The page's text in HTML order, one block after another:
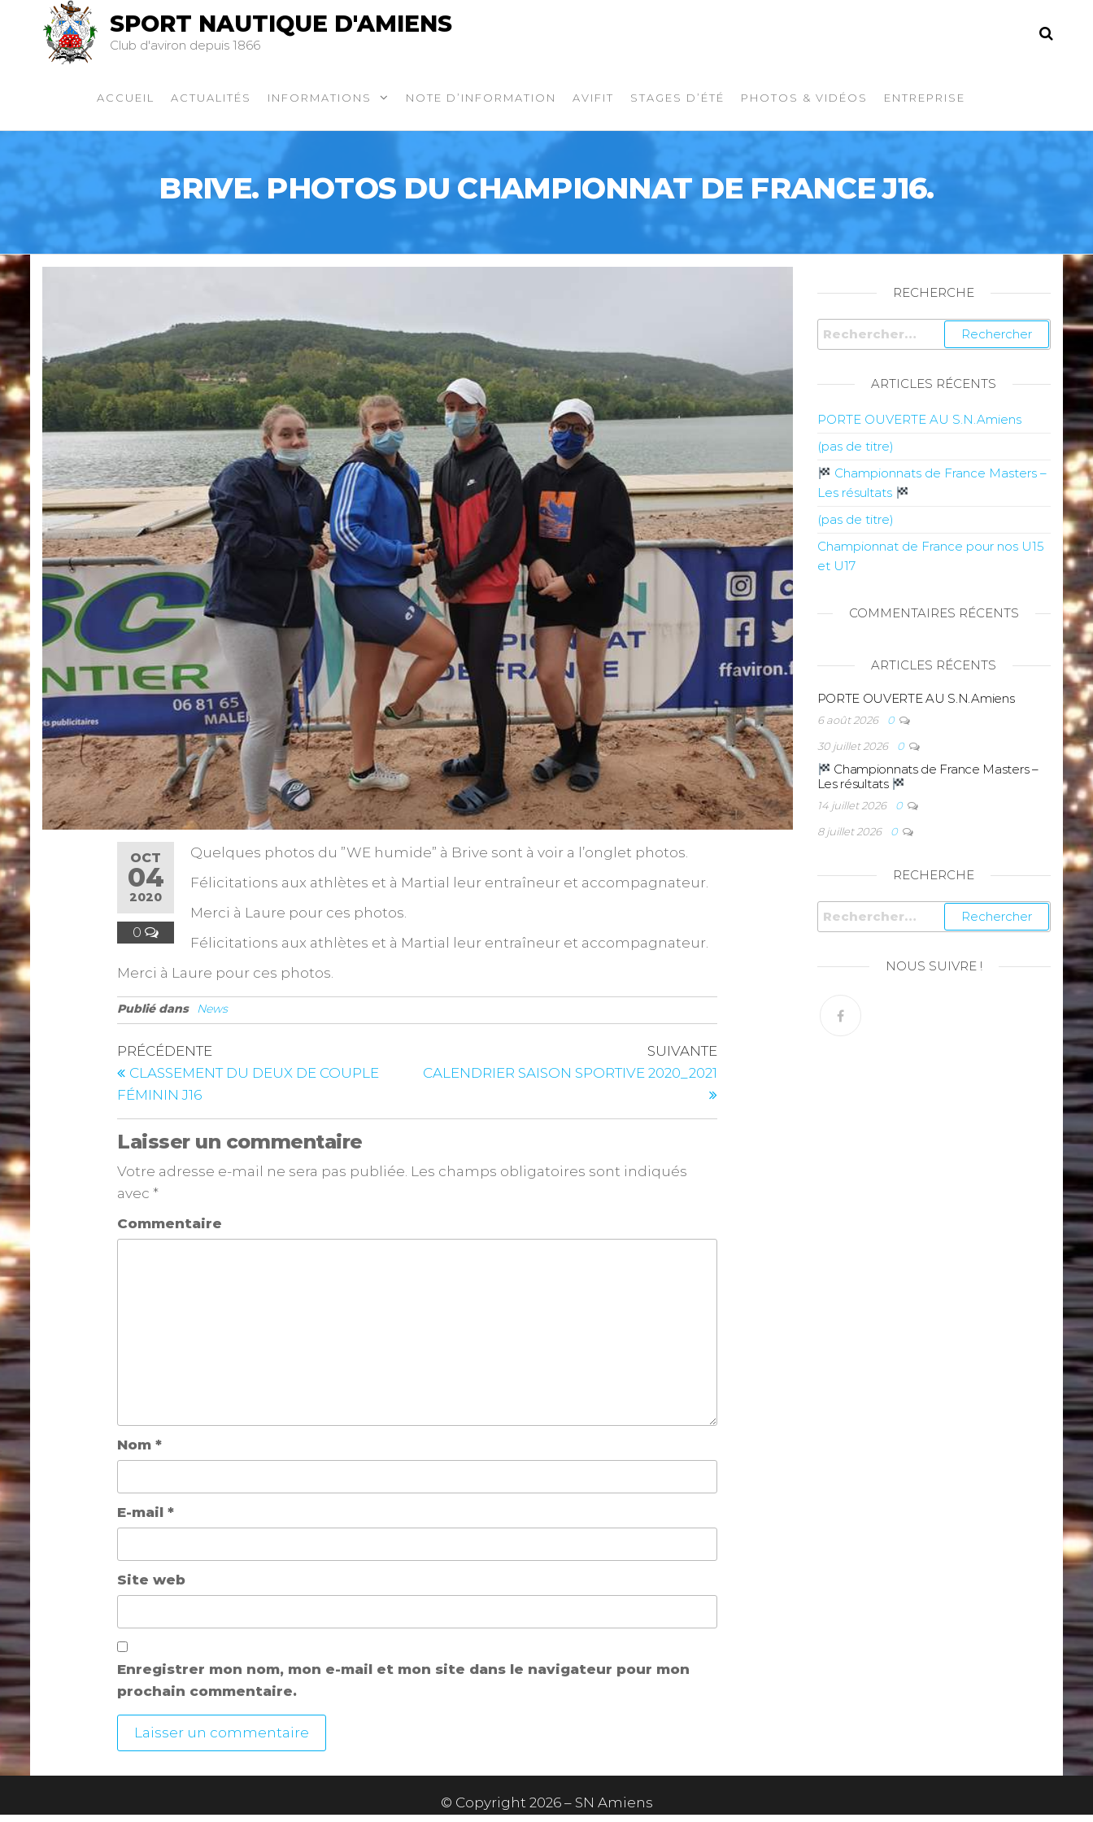
SPORT NAUTIQUE D'AMIENS
Club d'aviron depuis 1866
ACCUEIL ACTUALITÉS INFORMATIONS NOTE D’INFORMATION AVIFIT STAGES D’ÉTÉ PHOTOS & VIDÉOS ENTREPRISE
BRIVE. PHOTOS DU CHAMPIONNAT DE FRANCE J16.
OCT
04
2020
0
Quelques photos du ”WE humide” à Brive sont à voir a l’onglet photos.
Félicitations aux athlètes et à Martial leur entraîneur et accompagnateur.
Merci à Laure pour ces photos.
Félicitations aux athlètes et à Martial leur entraîneur et accompagnateur.
Merci à Laure pour ces photos.
Publié dans News
PRÉCÉDENTE
CLASSEMENT DU DEUX DE COUPLE
FÉMININ J16
SUIVANTE
CALENDRIER SAISON SPORTIVE 2020_2021
Laisser un commentaire
Votre adresse e-mail ne sera pas publiée. Les champs obligatoires sont indiqués
avec*
Commentaire
Nom*
E-mail*
Site web
Enregistrer mon nom, mon e-mail et mon site dans le navigateur pour mon
prochain commentaire.
RECHERCHE
ARTICLES RÉCENTS
PORTE OUVERTE AU S.N.Amiens
(pas de titre)
Championnats de France Masters –
Les résultats
(pas de titre)
Championnat de France pour nos U15
et U17
COMMENTAIRES RÉCENTS
ARTICLES RÉCENTS
PORTE OUVERTE AU S.N.Amiens
6 août 2026
0
30 juillet 2026
0
Championnats de France Masters –
Les résultats
14 juillet 2026
0
8 juillet 2026
0
RECHERCHE
NOUS SUIVRE !
© Copyright 2026 – SN Amiens